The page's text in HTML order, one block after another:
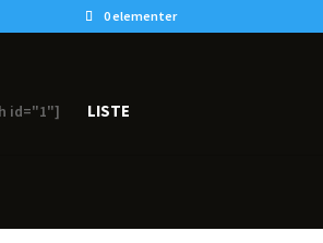
0 elementer
id="1"] LISTE